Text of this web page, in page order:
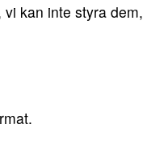
kan inte styra dem,